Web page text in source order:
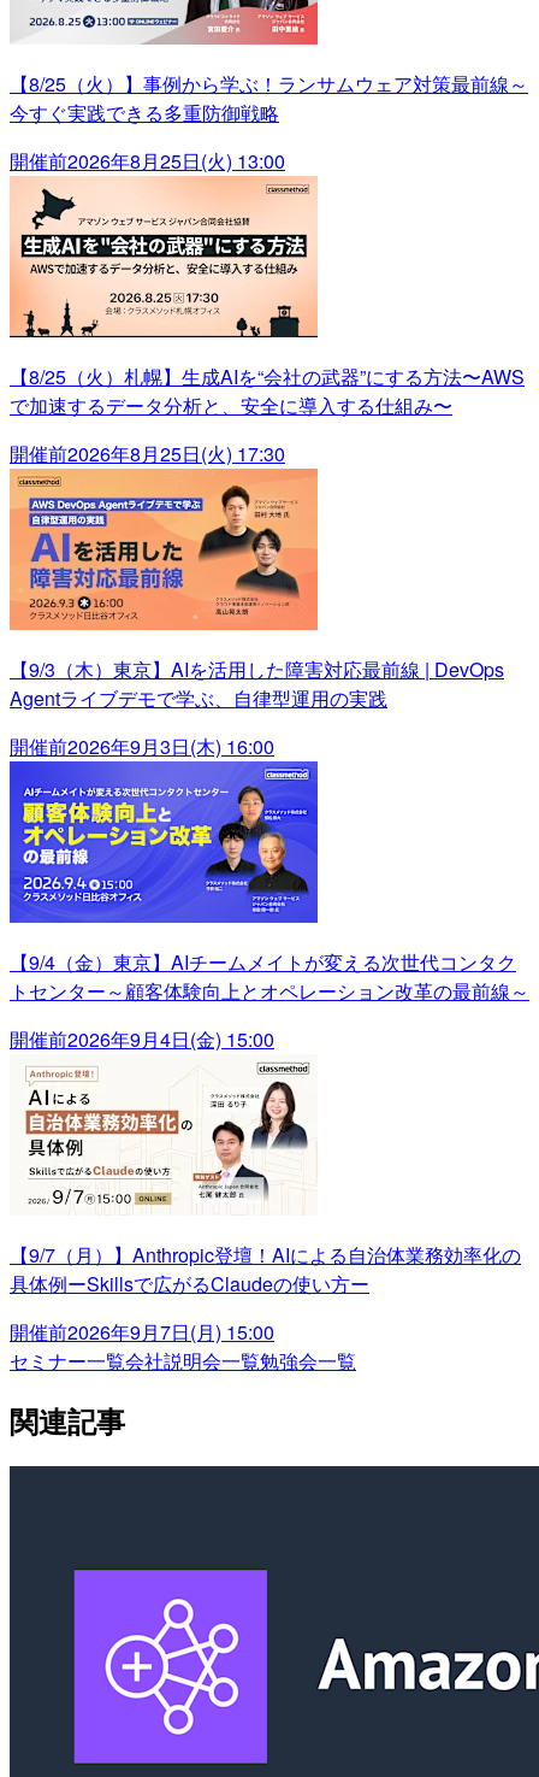
【8/25（火）】事例から学ぶ！ランサムウェア対策最前線～
今すぐ実践できる多重防御戦略
開催前2026年8月25日(火) 13:00
【8/25（火）札幌】生成AIを“会社の武器”にする方法〜AWS
で加速するデータ分析と、安全に導入する仕組み〜
開催前2026年8月25日(火) 17:30
【9/3（木）東京】AIを活用した障害対応最前線 | DevOps
Agentライブデモで学ぶ、自律型運用の実践
開催前2026年9月3日(木) 16:00
【9/4（金）東京】AIチームメイトが変える次世代コンタク
トセンター～顧客体験向上とオペレーション改革の最前線～
開催前2026年9月4日(金) 15:00
【9/7（月）】Anthropic登壇！AIによる自治体業務効率化の
具体例ーSkillsで広がるClaudeの使い方ー
開催前2026年9月7日(月) 15:00
セミナー一覧会社説明会一覧勉強会一覧
関連記事